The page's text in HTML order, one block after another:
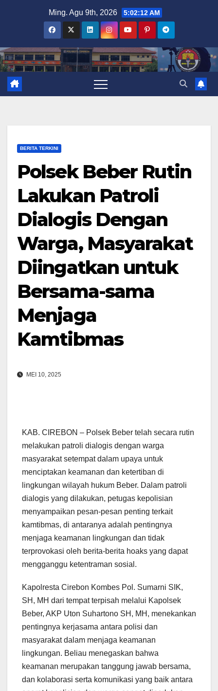
Ming. Agu 9th, 2026 5:02:12 AM
BERITA TERKINI
Polsek Beber Rutin
Lakukan Patroli
Dialogis Dengan
Warga, Masyarakat
Diingatkan untuk
Bersama-sama
Menjaga
Kamtibmas
MEI 10, 2025
KAB. CIREBON – Polsek Beber telah secara rutin
melakukan patroli dialogis dengan warga
masyarakat setempat dalam upaya untuk
menciptakan keamanan dan ketertiban di
lingkungan wilayah hukum Beber. Dalam patroli
dialogis yang dilakukan, petugas kepolisian
menyampaikan pesan-pesan penting terkait
kamtibmas, di antaranya adalah pentingnya
menjaga keamanan lingkungan dan tidak
terprovokasi oleh berita-berita hoaks yang dapat
mengganggu ketentraman sosial.
Kapolresta Cirebon Kombes Pol. Sumarni SIK,
SH, MH dari tempat terpisah melalui Kapolsek
Beber, AKP Uton Suhartono SH, MH, menekankan
pentingnya kerjasama antara polisi dan
masyarakat dalam menjaga keamanan
lingkungan. Beliau menegaskan bahwa
keamanan merupakan tanggung jawab bersama,
dan kolaborasi serta komunikasi yang baik antara